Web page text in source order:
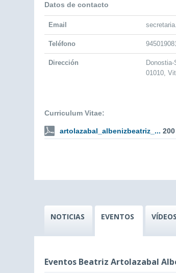
Datos de contacto
Email
Teléfono
Dirección
01010,
Curriculum Vitae:
artolazabal_albenizbeatriz_...
NOTICIAS EVENTOS VÍDEOS
Eventos Beatriz Artolazabal